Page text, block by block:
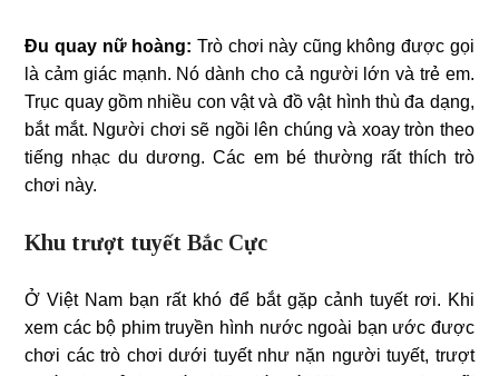
Đu quay nữ hoàng: Trò chơi này cũng không được gọi
là cảm giác mạnh. Nó dành cho cả người lớn và trẻ em.
Trục quay gồm nhiều con vật và đồ vật hình thù đa dạng,
bắt mắt. Người chơi sẽ ngồi lên chúng và xoay tròn theo
tiếng nhạc du dương. Các em bé thường rất thích trò
chơi này.
Khu trượt tuyết Bắc Cực
Ở Việt Nam bạn rất khó để bắt gặp cảnh tuyết rơi. Khi
xem các bộ phim truyền hình nước ngoài bạn ước được
chơi các trò chơi dưới tuyết như nặn người tuyết, trượt